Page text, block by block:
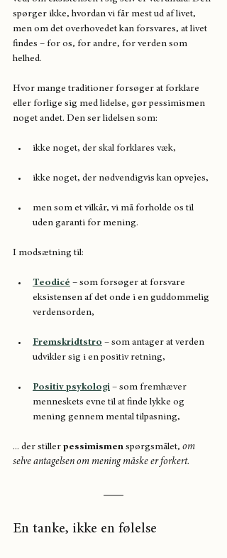
spørger ikke, hvordan vi får mest ud af livet,
men om det overhovedet kan forsvares, at livet
findes – for os, for andre, for verden som
helhed.
Hvor mange traditioner forsøger at forklare
eller forlige sig med lidelse, gør pessimismen
noget andet. Den ser lidelsen som:
ikke noget, der skal forklares væk,
ikke noget, der nødvendigvis kan opvejes,
men som et vilkår, vi må forholde os til
uden garanti for mening.
I modsætning til:
Teodicé – som forsøger at forsvare
eksistensen af det onde i en guddommelig
verdensorden,
Fremskridtstro – som antager at verden
udvikler sig i en positiv retning,
Positiv psykologi – som fremhæver
menneskets evne til at finde lykke og
mening gennem mental tilpasning,
... der stiller pessimismen spørgsmålet, om
selve antagelsen om mening måske er forkert.
En tanke, ikke en følelse